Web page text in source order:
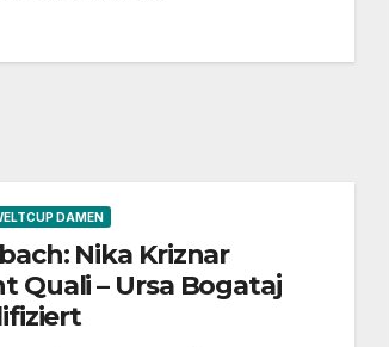
DAMEN
Nika Kriznar
Quali – Ursa Bogataj